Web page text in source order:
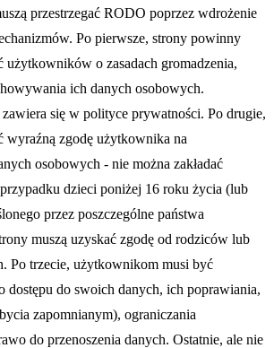
przestrzegać RODO poprzez wdrożenie
Po pierwsze, strony powinny
o zasadach gromadzenia,
ich danych osobowych.
się w polityce prywatności. Po drugie,
wyraźną zgodę użytkownika na
osobowych - nie można zakładać
dzieci poniżej 16 roku życia (lub
przez poszczególne państwa
muszą uzyskać zgodę od rodziców lub
Po trzecie, użytkownikom musi być
dostępu do swoich danych, ich poprawiania,
zapomnianym), ograniczania
do przenoszenia danych. Ostatnie, ale nie